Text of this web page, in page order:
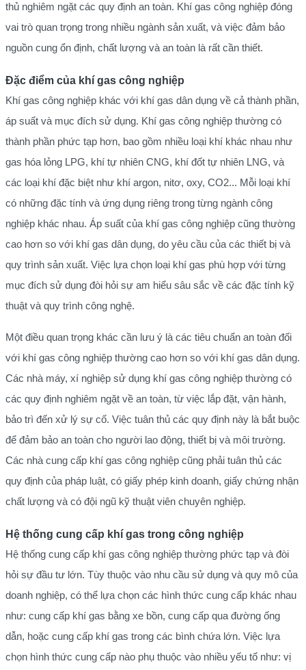
thủ nghiêm ngặt các quy định an toàn. Khí gas công nghiệp đóng
vai trò quan trọng trong nhiều ngành sản xuất, và việc đảm bảo
nguồn cung ổn định, chất lượng và an toàn là rất cần thiết.
Đặc điểm của khí gas công nghiệp
Khí gas công nghiệp khác với khí gas dân dụng về cả thành phần,
áp suất và mục đích sử dụng. Khí gas công nghiệp thường có
thành phần phức tạp hơn, bao gồm nhiều loại khí khác nhau như
gas hóa lỏng LPG, khí tự nhiên CNG, khí đốt tự nhiên LNG, và
các loại khí đặc biệt như khí argon, nitơ, oxy, CO2... Mỗi loại khí
có những đặc tính và ứng dụng riêng trong từng ngành công
nghiệp khác nhau. Áp suất của khí gas công nghiệp cũng thường
cao hơn so với khí gas dân dụng, do yêu cầu của các thiết bị và
quy trình sản xuất. Việc lựa chọn loại khí gas phù hợp với từng
mục đích sử dụng đòi hỏi sự am hiểu sâu sắc về các đặc tính kỹ
thuật và quy trình công nghệ.
Một điều quan trọng khác cần lưu ý là các tiêu chuẩn an toàn đối
với khí gas công nghiệp thường cao hơn so với khí gas dân dụng.
Các nhà máy, xí nghiệp sử dụng khí gas công nghiệp thường có
các quy định nghiêm ngặt về an toàn, từ việc lắp đặt, vận hành,
bảo trì đến xử lý sự cố. Việc tuân thủ các quy định này là bắt buộc
để đảm bảo an toàn cho người lao động, thiết bị và môi trường.
Các nhà cung cấp khí gas công nghiệp cũng phải tuân thủ các
quy định của pháp luật, có giấy phép kinh doanh, giấy chứng nhận
chất lượng và có đội ngũ kỹ thuật viên chuyên nghiệp.
Hệ thống cung cấp khí gas trong công nghiệp
Hệ thống cung cấp khí gas công nghiệp thường phức tạp và đòi
hỏi sự đầu tư lớn. Tùy thuộc vào nhu cầu sử dụng và quy mô của
doanh nghiệp, có thể lựa chọn các hình thức cung cấp khác nhau
như: cung cấp khí gas bằng xe bồn, cung cấp qua đường ống
dẫn, hoặc cung cấp khí gas trong các bình chứa lớn. Việc lựa
chọn hình thức cung cấp nào phụ thuộc vào nhiều yếu tố như: vị